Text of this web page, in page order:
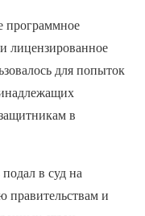
программное
лицензированное
для попыток
в
в суд на
и